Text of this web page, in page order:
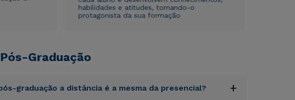
habilidades e atitudes, tornando-o
protagonista da sua formação
Graduação
graduação a distância é a mesma da presencial? +